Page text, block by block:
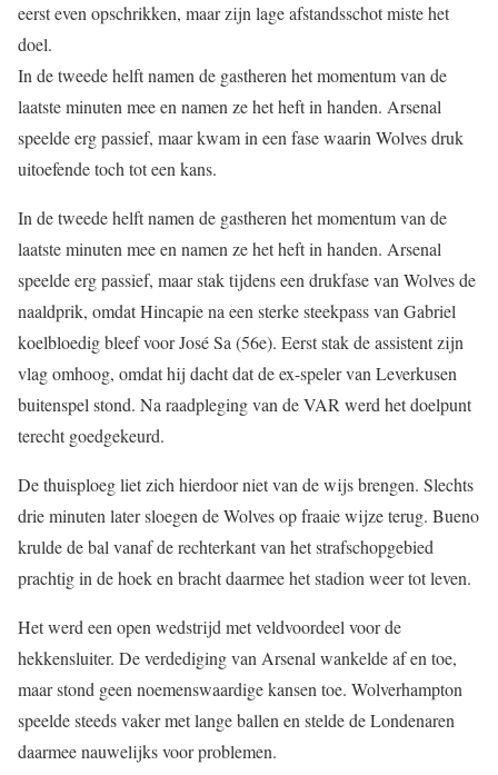
eerst even opschrikken, maar zijn lage afstandsschot miste het
doel.
In de tweede helft namen de gastheren het momentum van de
laatste minuten mee en namen ze het heft in handen. Arsenal
speelde erg passief, maar kwam in een fase waarin Wolves druk
uitoefende toch tot een kans.
In de tweede helft namen de gastheren het momentum van de
laatste minuten mee en namen ze het heft in handen. Arsenal
speelde erg passief, maar stak tijdens een drukfase van Wolves de
naaldprik, omdat Hincapie na een sterke steekpass van Gabriel
koelbloedig bleef voor José Sa (56e). Eerst stak de assistent zijn
vlag omhoog, omdat hij dacht dat de ex-speler van Leverkusen
buitenspel stond. Na raadpleging van de VAR werd het doelpunt
terecht goedgekeurd.
De thuisploeg liet zich hierdoor niet van de wijs brengen. Slechts
drie minuten later sloegen de Wolves op fraaie wijze terug. Bueno
krulde de bal vanaf de rechterkant van het strafschopgebied
prachtig in de hoek en bracht daarmee het stadion weer tot leven.
Het werd een open wedstrijd met veldvoordeel voor de
hekkensluiter. De verdediging van Arsenal wankelde af en toe,
maar stond geen noemenswaardige kansen toe. Wolverhampton
speelde steeds vaker met lange ballen en stelde de Londenaren
daarmee nauwelijks voor problemen.